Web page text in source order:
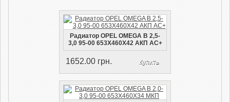
Радиатор OPEL OMEGA B 2,5-
3,0 95-00 653X460X42 АКП AC+
1652.00 грн. Купить